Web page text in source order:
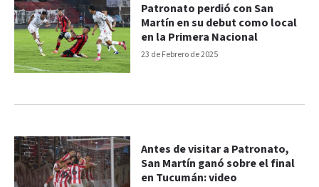
23 de Febrero de 2025
Patronato perdió con San
Martín en su debut como local
en la Primera Nacional
Antes de visitar a Patronato,
San Martín ganó sobre el final
en Tucumán: video